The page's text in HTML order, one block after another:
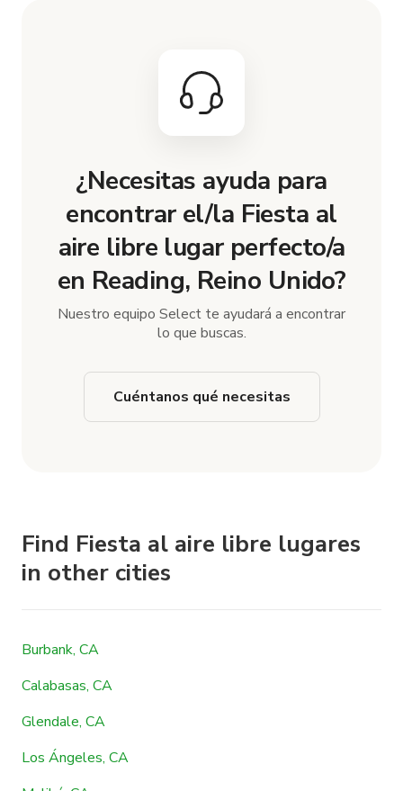
¿Necesitas ayuda para
encontrar el/la Fiesta al
aire libre lugar perfecto/a
en Reading, Reino Unido?
Nuestro equipo Select te ayudará a encontrar
lo que buscas.
Cuéntanos qué necesitas
Find Fiesta al aire libre lugares
in other cities
Burbank, CA
Calabasas, CA
Glendale, CA
Los Ángeles, CA